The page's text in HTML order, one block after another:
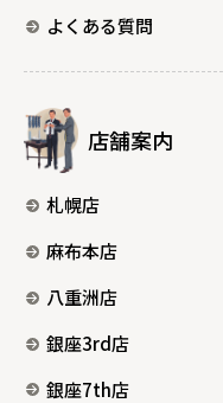
よくある質問
店舗案内
札幌店
麻布本店
八重洲店
銀座3rd店
銀座7th店